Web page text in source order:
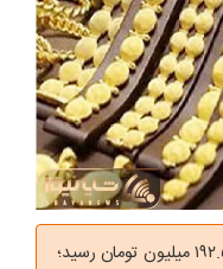
قیمت سکه بهار آزادی در معاملات عصر چهارشنبه با سقوط یک میلیون تومانی به ۱۹۲.۵ میلیون تومان رسید؛